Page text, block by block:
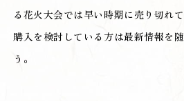
る花火大会では早い時期に売り切れ
購入を検討している方は最新情報を
う。